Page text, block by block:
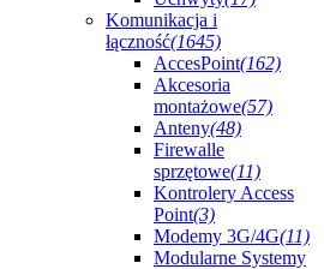
Komunikacja i
łączność(1645)
AccesPoint(162)
Akcesoria
montażowe(57)
Anteny(48)
Firewalle
sprzętowe(11)
Kontrolery Access
Point(3)
Modemy 3G/4G(11)
Modularne Systemy